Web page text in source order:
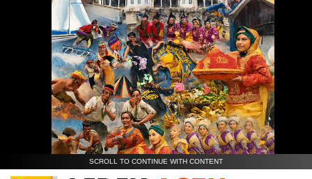
SCROLL TO CONTINUE WITH CONTENT